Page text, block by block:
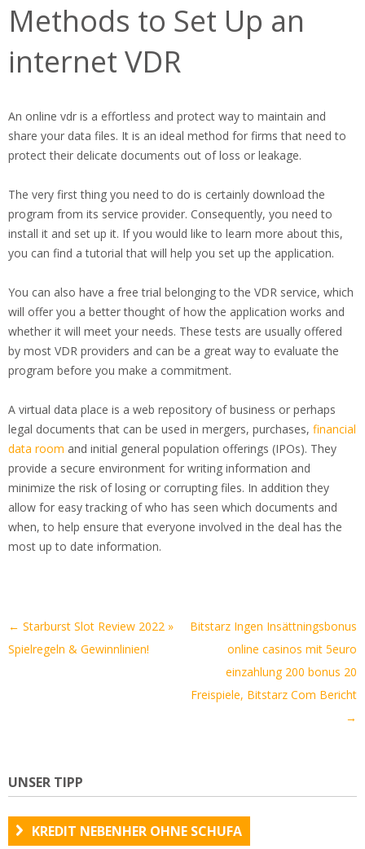
Methods to Set Up an
internet VDR
An online vdr is a effortless and protect way to maintain and
share your data files. It is an ideal method for firms that need to
protect their delicate documents out of loss or leakage.
The very first thing you need to do is certainly download the
program from its service provider. Consequently, you need to
install it and set up it. If you would like to learn more about this,
you can find a tutorial that will help you set up the application.
You can also have a free trial belonging to the VDR service, which
will offer you a better thought of how the application works and
whether it will meet your needs. These tests are usually offered
by most VDR providers and can be a great way to evaluate the
program before you make a commitment.
A virtual data place is a web repository of business or perhaps
legal documents that can be used in mergers, purchases, financial
data room and initial general population offerings (IPOs). They
provide a secure environment for writing information and
minimize the risk of losing or corrupting files. In addition they
allow for easy tracking of who has seen which documents and
when, to help ensure that everyone involved in the deal has the
most up to date information.
Artikel-
Navigation
← Starburst Slot Review 2022 »
Spielregeln & Gewinnlinien!
Bitstarz Ingen Insättningsbonus
online casinos mit 5euro
einzahlung 200 bonus 20
Freispiele, Bitstarz Com Bericht
→
UNSER TIPP
KREDIT NEBENHER OHNE SCHUFA